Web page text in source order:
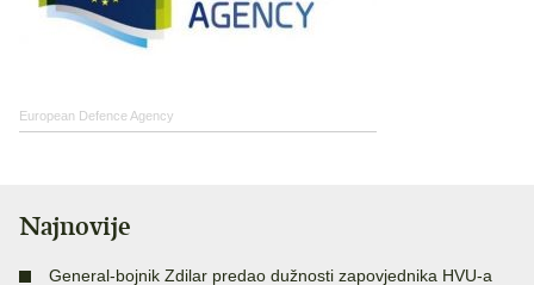
European Defence Agency
Najnovije
General-bojnik Zdilar predao dužnosti zapovjednika HVU-a